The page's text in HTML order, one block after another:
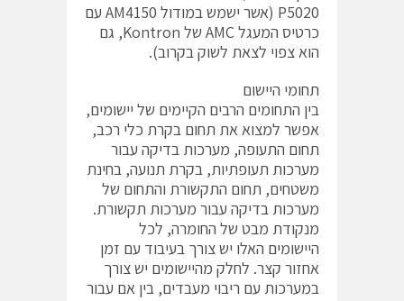
P5020 (אשר ישמש במודול AM4150 עם
כרטיס המעגל AMC של Kontron, גם
הוא צפוי לצאת לשוק בקרוב).
תחומי היישום
בין התחומים הרבים הקיימים של יישומים,
אפשר למצוא את תחום בקרת כלי רכב,
תחום התעופה, מערכות בדיקה עבור
מערכות תעופתיות, בקרת תנועה, בחינת
משטחים, תחום התקשורת והתחום של
מערכות בדיקה עבור מערכות תקשורת.
מנקודת מבט של החומרה, לכל
היישומים האלו יש צורך בעיבוד עם זמן
אחזור קצר. לחלק מהיישומים יש צורך
במערכות עם ריבוי מעבדים, בין אם עבור